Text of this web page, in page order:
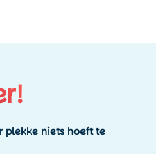
plekke niets hoeft te